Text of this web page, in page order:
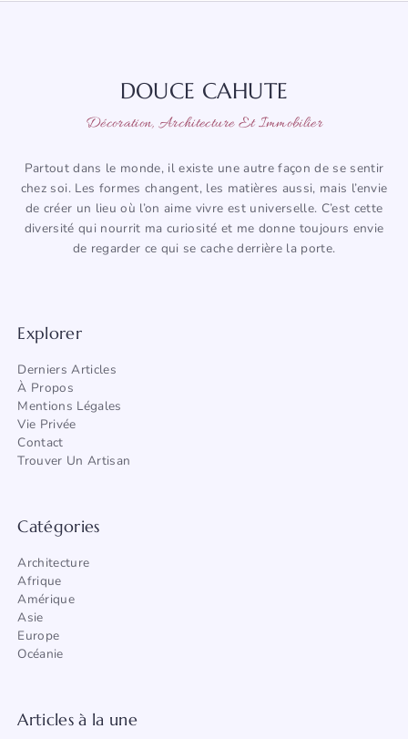
DOUCE CAHUTE
Décoration, Architecture Et Immobilier
Partout dans le monde, il existe une autre façon de se sentir
chez soi. Les formes changent, les matières aussi, mais l’envie
de créer un lieu où l’on aime vivre est universelle. C’est cette
diversité qui nourrit ma curiosité et me donne toujours envie
de regarder ce qui se cache derrière la porte.
Explorer
Derniers Articles
À Propos
Mentions Légales
Vie Privée
Contact
Trouver Un Artisan
Catégories
Architecture
Afrique
Amérique
Asie
Europe
Océanie
Articles à la une